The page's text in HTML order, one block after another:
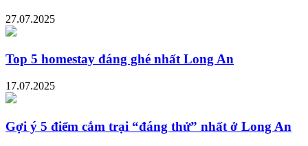
27.07.2025
Top 5 homestay đáng ghé nhất Long An
17.07.2025
Gợi ý 5 điểm cắm trại “đáng thử” nhất ở Long An